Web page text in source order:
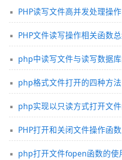
PHP读写文件高并发处理操
PHP文件读写操作相关函数
php中读写文件与读写数据
php格式文件打开的四种方法
php实现以只读方式打开文
PHP打开和关闭文件操作函
php打开文件fopen函数的使